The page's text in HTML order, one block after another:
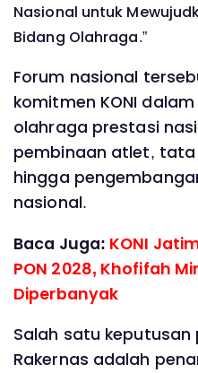
Nasional untuk
Bidang Olahraga.”
Forum nasional
komitmen KONI
olahraga prestasi
pembinaan atlet, tata
hingga
nasional.
Baca Juga: KONI
PON 2028, Khofifah
Diperbanyak
Salah satu
Rakernas adalah